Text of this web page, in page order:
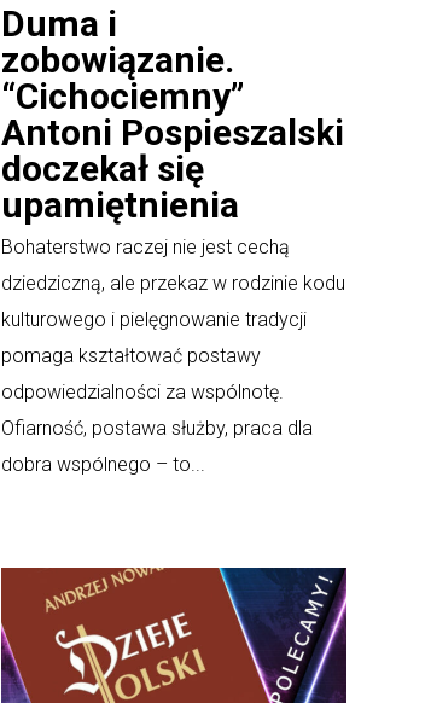
Duma i
zobowiązanie.
“Cichociemny”
Antoni Pospieszalski
doczekał się
upamiętnienia
Bohaterstwo raczej nie jest cechą
dziedziczną, ale przekaz w rodzinie kodu
kulturowego i pielęgnowanie tradycji
pomaga kształtować postawy
odpowiedzialności za wspólnotę.
Ofiarność, postawa służby, praca dla
dobra wspólnego – to...